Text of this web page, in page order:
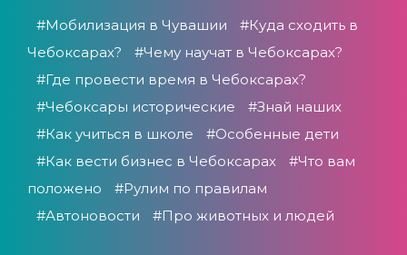
#Мобилизация в Чувашии
#Куда сходить в
Чебоксарах?
#Чему научат в Чебоксарах?
#Где провести время в Чебоксарах?
#Чебоксары исторические
#Знай наших
#Как учиться в школе
#Особенные дети
#Как вести бизнес в Чебоксарах
#Что вам
положено
#Рулим по правилам
#Автоновости
#Про животных и людей